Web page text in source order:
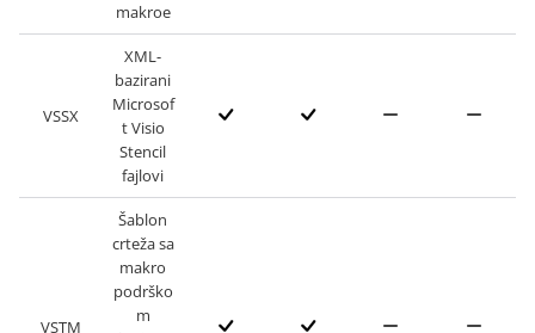
makroe
VSSX
XML-
bazirani
Microsof
t Visio
Stencil
fajlovi
VSTM
Šablon
crteža sa
makro
podrško
m